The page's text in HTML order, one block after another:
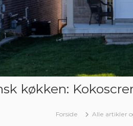
køkken:
Forside Alle artikler